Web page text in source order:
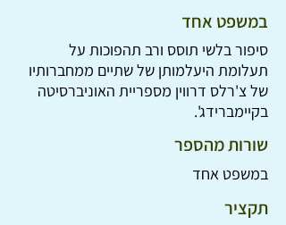
במשפט אחד
סיפור בלשי תוסס ורב תהפוכות על
תעלומת היעלמותן של שתיים ממחברותיו
של צ'רלס דרווין מספריית האוניברסיטה
בקיימברידג'.
שורות מהספר
במשפט אחד
תקציר